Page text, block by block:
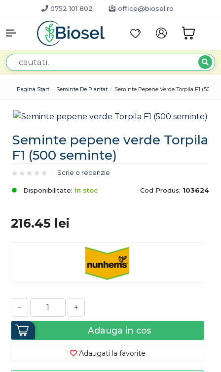
0752 101 802 office@biosel.ro
Pagina Start Seminte De Plantat Seminte Pepene Verde Torpila F1 (500
Seminte pepene verde Torpila
F1 (500 seminte)
Scrie o recenzie
Disponibilitate: In stoc Cod Produs: 103624
216.45 lei
− +
Adauga in cos
Adaugati la favorite